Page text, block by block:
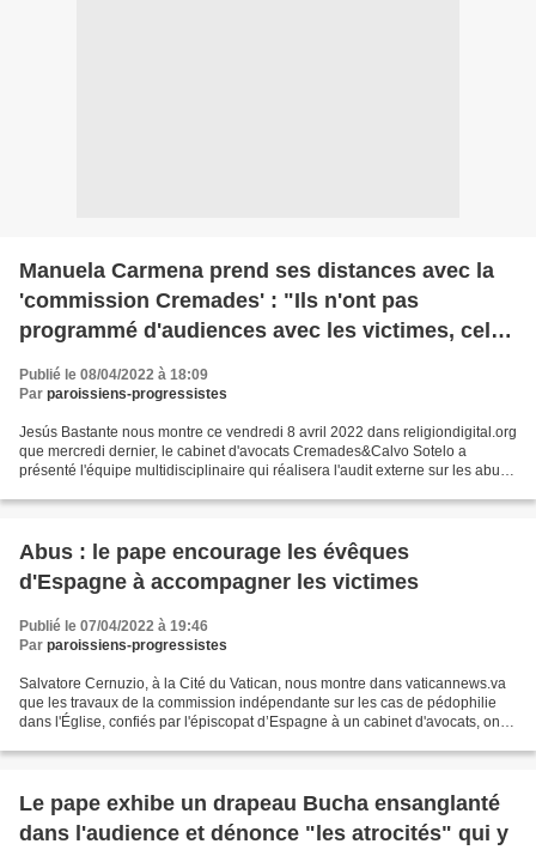
Manuela Carmena prend ses distances avec la
'commission Cremades' : "Ils n'ont pas
programmé d'audiences avec les victimes, cela
me semble très important car cela implique une
réparation"
Publié le 08/04/2022 à 18:09
Par paroissiens-progressistes
Jesús Bastante nous montre ce vendredi 8 avril 2022 dans religiondigital.org
que mercredi dernier, le cabinet d'avocats Cremades&Calvo Sotelo a
présenté l'équipe multidisciplinaire qui réalisera l'audit externe sur les abus
Abus : le pape encourage les évêques
d'Espagne à accompagner les victimes
Publié le 07/04/2022 à 19:46
Par paroissiens-progressistes
Salvatore Cernuzio, à la Cité du Vatican, nous montre dans vaticannews.va
que les travaux de la commission indépendante sur les cas de pédophilie
dans l'Église, confiés par l'épiscopat d’Espagne à un cabinet d'avocats, ont
Le pape exhibe un drapeau Bucha ensanglanté
dans l'audience et dénonce "les atrocités" qui y